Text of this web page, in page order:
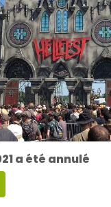
a été annulé